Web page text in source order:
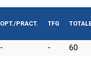
OPT./PRACT. TFG
- -
60